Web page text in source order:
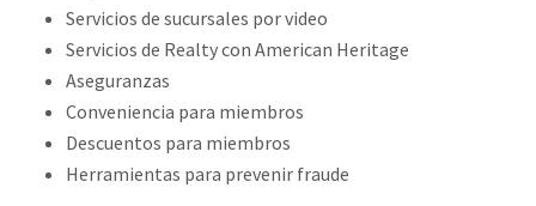
Servicios de sucursales por video
Servicios de Realty con American Heritage
Aseguranzas
Conveniencia para miembros
Descuentos para miembros
Herramientas para prevenir fraude